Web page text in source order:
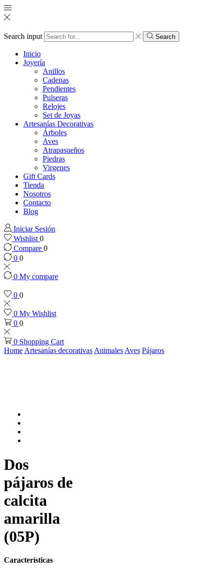
Search input Search
Inicio
Joyería
Anillos
Cadenas
Pendientes
Pulseras
Relojes
Set de Joyas
Artesanías Decorativas
Árboles
Aves
Atrapasueños
Piedras
Virgenes
Gift Cards
Tienda
Nosotros
Contacto
Blog
Iniciar Sesión
Wishlist 0
Compare 0
0 0
0 My compare
0 0
0 My Wishlist
0 0
0 Shopping Cart
Home Artesanías decorativas Animales Aves Pájaros
Dos
pájaros de
calcita
amarilla
(05P)
Características